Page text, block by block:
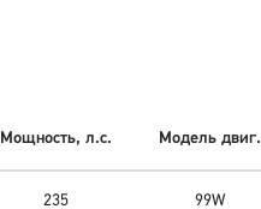
Мощность, л.с. Модель двиг.
235 99W